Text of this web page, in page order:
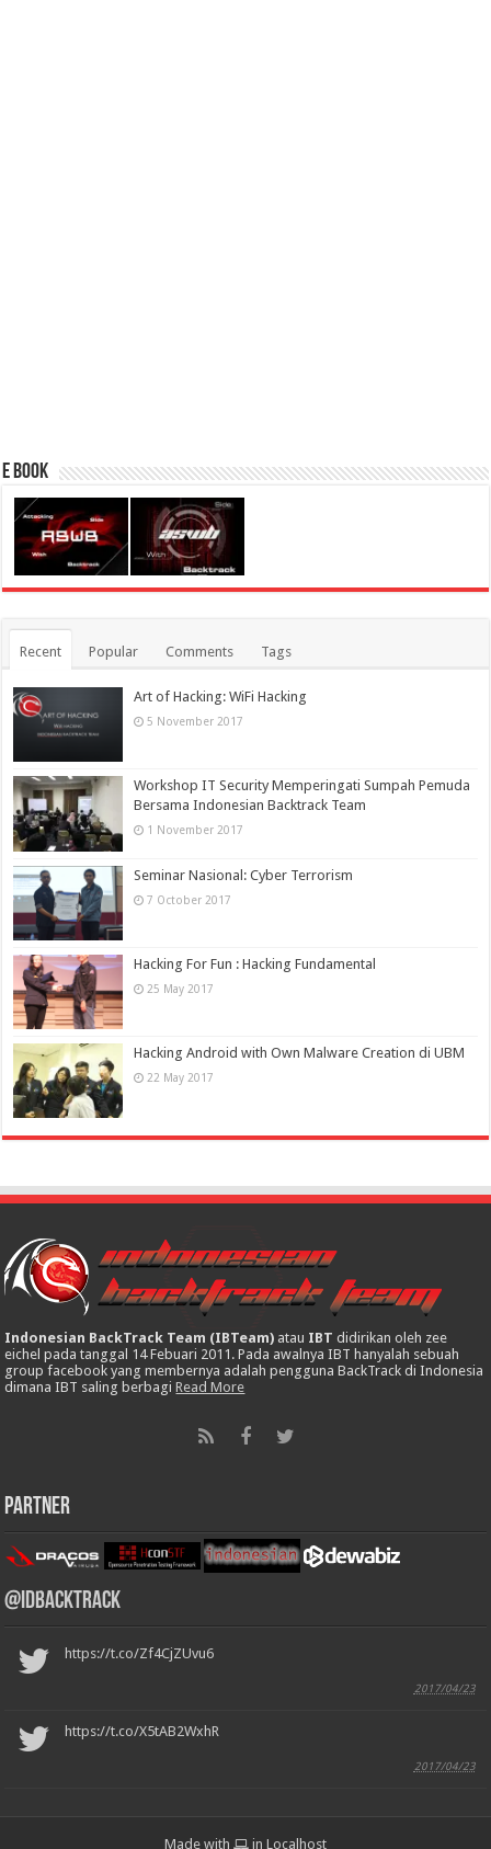
E Book
Recent Popular Comments Tags
Art of Hacking: WiFi Hacking
5 November 2017
Workshop IT Security Memperingati Sumpah Pemuda
Bersama Indonesian Backtrack Team
1 November 2017
Seminar Nasional: Cyber Terrorism
7 October 2017
Hacking For Fun : Hacking Fundamental
25 May 2017
Hacking Android with Own Malware Creation di UBM
22 May 2017
Indonesian BackTrack Team (IBTeam) atau IBT didirikan oleh zee
eichel pada tanggal 14 Febuari 2011. Pada awalnya IBT hanyalah sebuah
group facebook yang membernya adalah pengguna BackTrack di Indonesia
dimana IBT saling berbagiRead More
Partner
@IDBackTrack
https://t.co/Zf4CjZUvu6
2017/04/23
https://t.co/X5tAB2WxhR
2017/04/23
Made with in Localhost